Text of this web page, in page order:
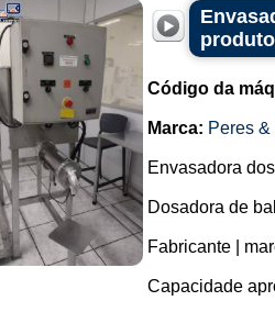
Código da
Marca: Peres
Envasadora
Dosadora de
Fabricante |
Capacidade